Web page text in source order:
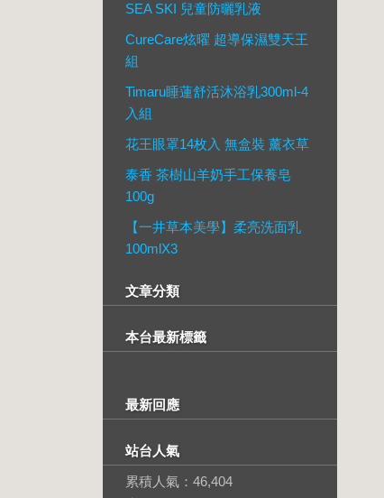
SEA SKI 兒童防曬乳液
CureCare炫曜 超導保濕雙天王
組
Timaru睡蓮舒活沐浴乳300ml-4
入組
花王眼罩14枚入 無盒裝 薰衣草
泰香 茶樹山羊奶手工保養皂
100g
【一井草本美學】柔亮洗面乳
100mlX3
文章分類
本台最新標籤
最新回應
站台人氣
累積人氣： 46,404